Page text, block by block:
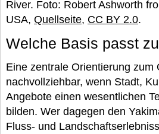
River. Foto: Robert Ashworth
USA, Quellseite, CC BY 2.0.
Welche Basis passt
Eine zentrale Orientierung zum
nachvollziehbar, wenn Stadt,
Angebote einen wesentlichen
bilden. Wer dagegen den
Fluss- und